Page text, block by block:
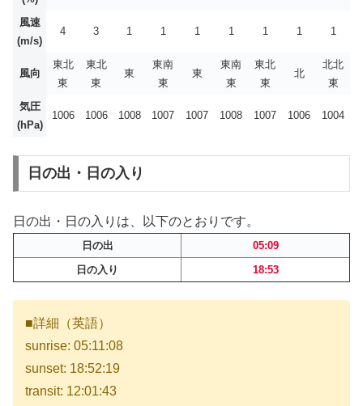
風速
(m/s)
4 3 1 1 1 1 1 1 1
風向
東北
東
東北
東
東
東南
東
東
東南
東
東北
東
北
北北
東
気圧
(hPa)
1006 1006 1008 1007 1007 1008 1007 1006 1004
日の出・日の入り
日の出・日の入りは、以下のとおりです。
日の出
05:09
日の入り
18:53
■詳細（英語）
sunrise: 05:11:08
sunset: 18:52:19
transit: 12:01:43